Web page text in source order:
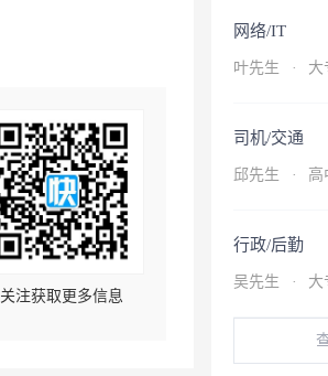
关注获取更多信息
网络/IT
叶先生 · 大
司机/交通
邱先生 · 高
行政/后勤
吴先生 · 大